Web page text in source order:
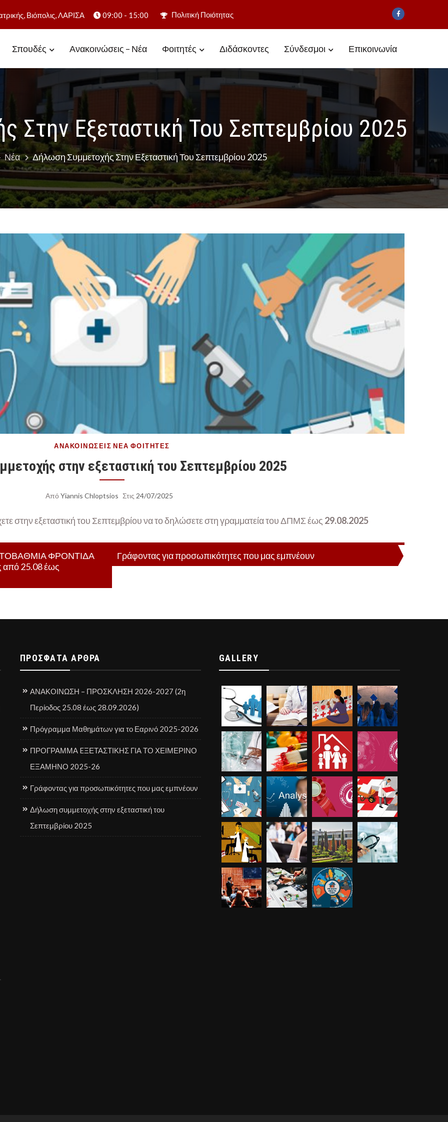
Βιόπολις, ΛΑΡΙΣΑ 09:00 - 15:00 Πολιτική Ποιότητας
Σπουδές Ανακοινώσεις – Νέα Φοιτητές Διδάσκοντες Σύνδεσμοι Επικοινωνία
Στην Εξεταστική Του Σεπτεμβρίου 2025
Νέα Δήλωση Συμμετοχής Στην Εξεταστική Του Σεπτεμβρίου 2025
ΑΝΑΚΟΙΝΏΣΕΙΣ ΝΈΑ ΦΟΙΤΗΤΈΣ
στην εξεταστική του Σεπτεμβρίου 2025
Από Yiannis Chloptsios Στις 24/07/2025
στην εξεταστική του Σεπτεμβρίου να το δηλώσετε στη γραμματεία του ΔΠΜΣ έως 29.08.2025
ΦΡΟΝΤΙΔΑ
από 25.08 έως
Γράφοντας για προσωπικότητες που μας εμπνέουν
ΠΡΌΣΦΑΤΑ ΆΡΘΡΑ
ΑΝΑΚΟΙΝΩΣΗ – ΠΡΟΣΚΛΗΣΗ 2026-2027 (2η
Περίοδος 25.08 έως 28.09.2026)
Πρόγραμμα Μαθημάτων για το Εαρινό 2025-2026
ΠΡΟΓΡΑΜΜΑ EΞΕΤΑΣΤΙΚΗΣ ΓΙΑ ΤΟ ΧΕΙΜΕΡΙΝΟ
ΕΞΑΜΗΝΟ 2025-26
Γράφοντας για προσωπικότητες που μας εμπνέουν
Δήλωση συμμετοχής στην εξεταστική του
Σεπτεμβρίου 2025
GALLERY